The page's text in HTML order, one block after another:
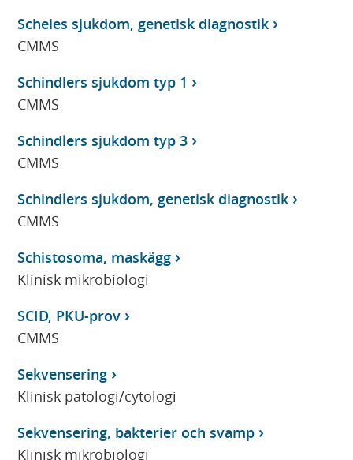
Scheies sjukdom, genetisk diagnostik
CMMS
Schindlers sjukdom typ 1
CMMS
Schindlers sjukdom typ 3
CMMS
Schindlers sjukdom, genetisk diagnostik
CMMS
Schistosoma, maskägg
Klinisk mikrobiologi
SCID, PKU-prov
CMMS
Sekvensering
Klinisk patologi/cytologi
Sekvensering, bakterier och svamp
Klinisk mikrobiologi